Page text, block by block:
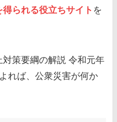
られる役立ちサイト を
対策要綱の解説 令和元年
れば、公衆災害が何か